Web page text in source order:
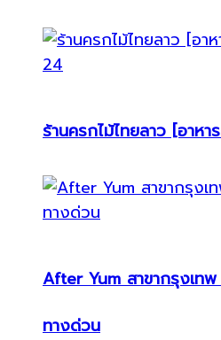
ร้านครกไม้ไทยลาว [อาห
After Yum สาขากรุงเทพ
ทางด่วน